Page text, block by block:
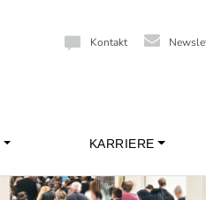
Kontakt
KARRIERE